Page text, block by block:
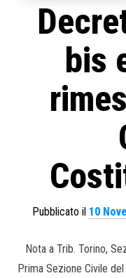
bis
Pubblicato il 10
Nota a Trib. Torino,
Prima Sezione Civile